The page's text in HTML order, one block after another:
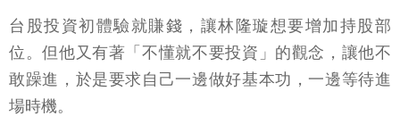
台股投資初體驗就賺錢，讓林隆璇想要增加持股部
位。但他又有著「不懂就不要投資」的觀念，讓他不
敢躁進，於是要求自己一邊做好基本功，一邊等待進
場時機。